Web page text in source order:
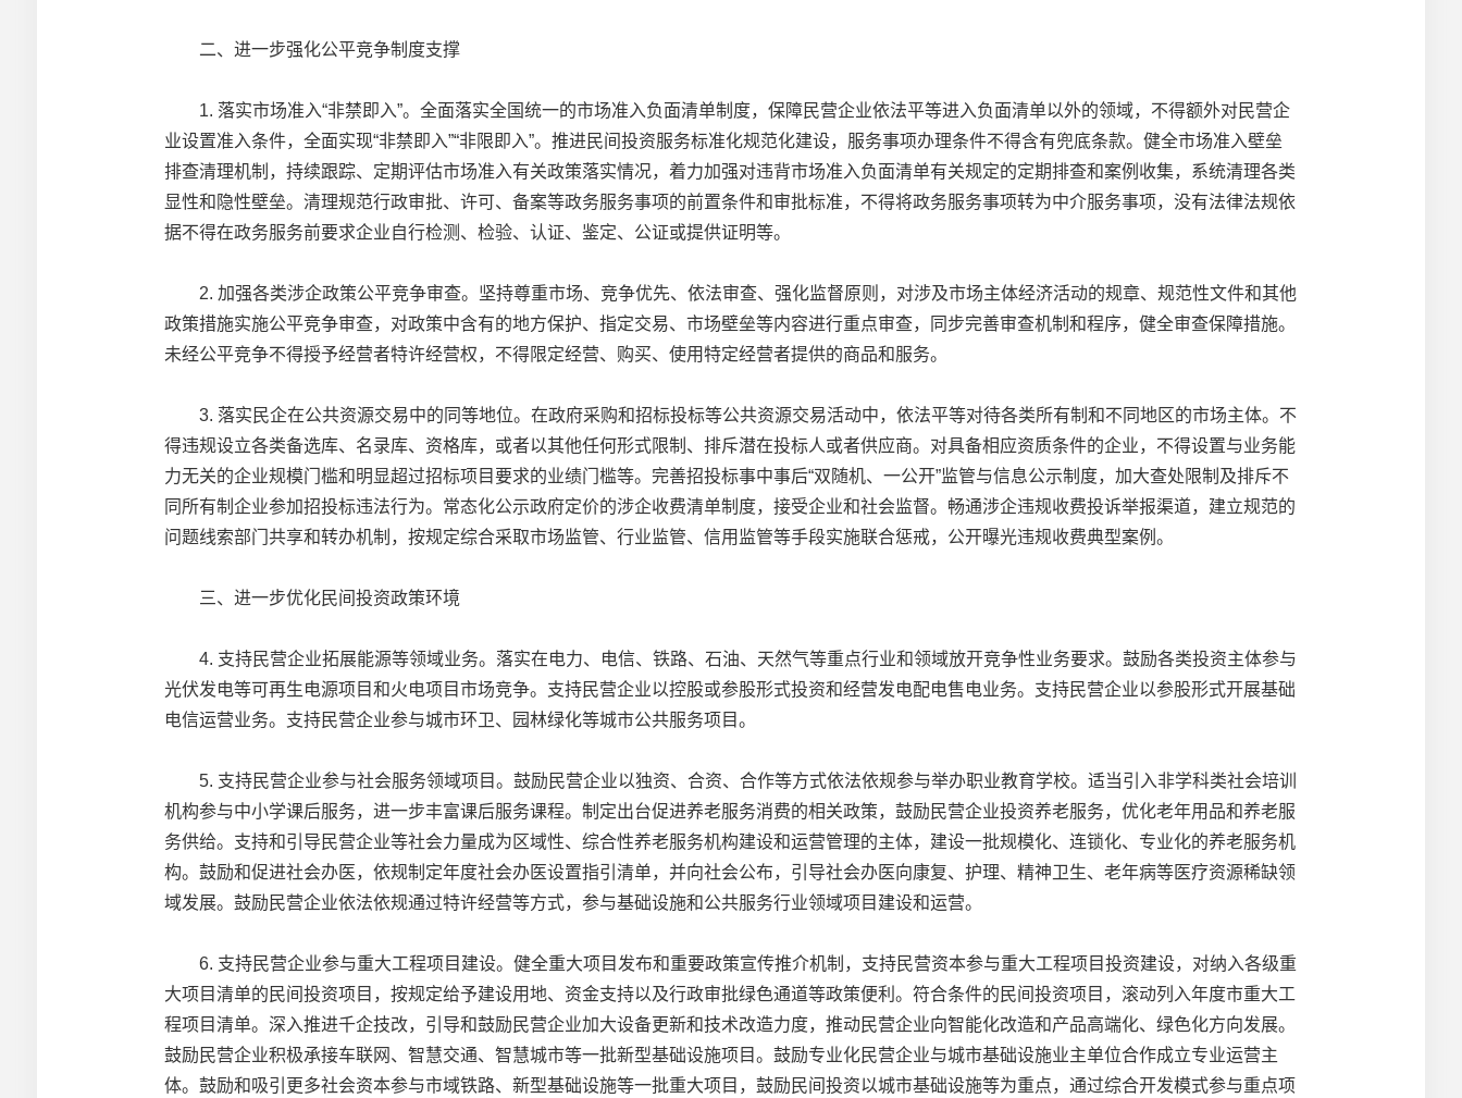
二、进一步强化公平竞争制度支撑
1. 落实市场准入“非禁即入”。全面落实全国统一的市场准入负面清单制度，保障民营企业依法平等进入负面清单以外的领域，不得额外对民营企
业设置准入条件，全面实现“非禁即入”“非限即入”。推进民间投资服务标准化规范化建设，服务事项办理条件不得含有兜底条款。健全市场准入壁垒
排查清理机制，持续跟踪、定期评估市场准入有关政策落实情况，着力加强对违背市场准入负面清单有关规定的定期排查和案例收集，系统清理各类
显性和隐性壁垒。清理规范行政审批、许可、备案等政务服务事项的前置条件和审批标准，不得将政务服务事项转为中介服务事项，没有法律法规依
据不得在政务服务前要求企业自行检测、检验、认证、鉴定、公证或提供证明等。
2. 加强各类涉企政策公平竞争审查。坚持尊重市场、竞争优先、依法审查、强化监督原则，对涉及市场主体经济活动的规章、规范性文件和其他
政策措施实施公平竞争审查，对政策中含有的地方保护、指定交易、市场壁垒等内容进行重点审查，同步完善审查机制和程序，健全审查保障措施。
未经公平竞争不得授予经营者特许经营权，不得限定经营、购买、使用特定经营者提供的商品和服务。
3. 落实民企在公共资源交易中的同等地位。在政府采购和招标投标等公共资源交易活动中，依法平等对待各类所有制和不同地区的市场主体。不
得违规设立各类备选库、名录库、资格库，或者以其他任何形式限制、排斥潜在投标人或者供应商。对具备相应资质条件的企业，不得设置与业务能
力无关的企业规模门槛和明显超过招标项目要求的业绩门槛等。完善招投标事中事后“双随机、一公开”监管与信息公示制度，加大查处限制及排斥不
同所有制企业参加招投标违法行为。常态化公示政府定价的涉企收费清单制度，接受企业和社会监督。畅通涉企违规收费投诉举报渠道，建立规范的
问题线索部门共享和转办机制，按规定综合采取市场监管、行业监管、信用监管等手段实施联合惩戒，公开曝光违规收费典型案例。
三、进一步优化民间投资政策环境
4. 支持民营企业拓展能源等领域业务。落实在电力、电信、铁路、石油、天然气等重点行业和领域放开竞争性业务要求。鼓励各类投资主体参与
光伏发电等可再生电源项目和火电项目市场竞争。支持民营企业以控股或参股形式投资和经营发电配电售电业务。支持民营企业以参股形式开展基础
电信运营业务。支持民营企业参与城市环卫、园林绿化等城市公共服务项目。
5. 支持民营企业参与社会服务领域项目。鼓励民营企业以独资、合资、合作等方式依法依规参与举办职业教育学校。适当引入非学科类社会培训
机构参与中小学课后服务，进一步丰富课后服务课程。制定出台促进养老服务消费的相关政策，鼓励民营企业投资养老服务，优化老年用品和养老服
务供给。支持和引导民营企业等社会力量成为区域性、综合性养老服务机构建设和运营管理的主体，建设一批规模化、连锁化、专业化的养老服务机
构。鼓励和促进社会办医，依规制定年度社会办医设置指引清单，并向社会公布，引导社会办医向康复、护理、精神卫生、老年病等医疗资源稀缺领
域发展。鼓励民营企业依法依规通过特许经营等方式，参与基础设施和公共服务行业领域项目建设和运营。
6. 支持民营企业参与重大工程项目建设。健全重大项目发布和重要政策宣传推介机制，支持民营资本参与重大工程项目投资建设，对纳入各级重
大项目清单的民间投资项目，按规定给予建设用地、资金支持以及行政审批绿色通道等政策便利。符合条件的民间投资项目，滚动列入年度市重大工
程项目清单。深入推进千企技改，引导和鼓励民营企业加大设备更新和技术改造力度，推动民营企业向智能化改造和产品高端化、绿色化方向发展。
鼓励民营企业积极承接车联网、智慧交通、智慧城市等一批新型基础设施项目。鼓励专业化民营企业与城市基础设施业主单位合作成立专业运营主
体。鼓励和吸引更多社会资本参与市域铁路、新型基础设施等一批重大项目，鼓励民间投资以城市基础设施等为重点，通过综合开发模式参与重点项